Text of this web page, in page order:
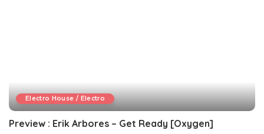
Electro House / Electro
Preview : Erik Arbores – Get Ready [Oxygen]